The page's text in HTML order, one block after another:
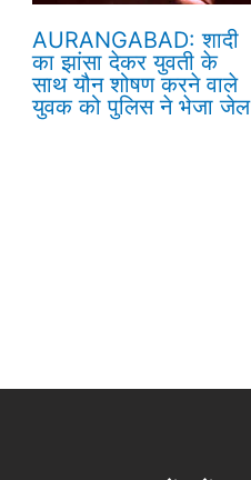
AURANGABAD: शादी
का झांसा देकर युवती के
साथ यौन शोषण करने वाले
युवक को पुलिस ने भेजा जेल